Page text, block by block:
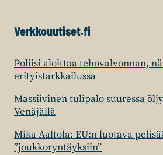
Verkkouutiset.fi
Poliisi aloittaa tehovalvonnan,
erityistarkkailussa
Massiivinen tulipalo suuressa
Venäjällä
Mika Aaltola: EU:n luotava
”joukkoryntäyksiin”